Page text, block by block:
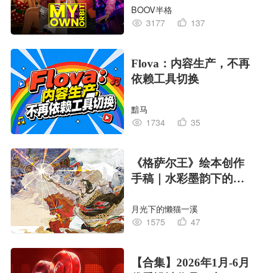
对
BOOV半格
3177
137
Flova：内容生产，不再
依赖工具切换
黯马
1734
35
《格萨尔王》绘本创作
手稿｜水彩墨韵下的史
月光下的懒猫一溪
1575
47
【合集】2026年1月-6月